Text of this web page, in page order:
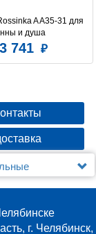
A A35-31 для
и душа
3 741
1/2 MIXLINE
г. Челябинск,